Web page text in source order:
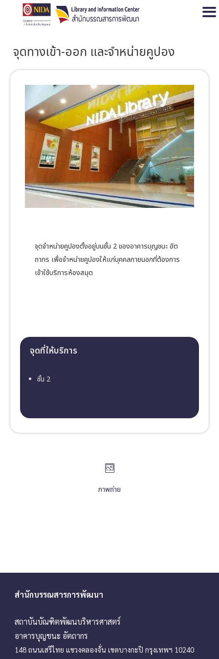
จุดทางเข้า-ออก และจำหน่ายคูปอง
จุดจำหน่ายคูปองตั้งอยู่บนชั้น 2 ของอาคารบุญชนะ อัต
ถากร เพื่อจำหน่ายคูปองให้แก่บุคคลภายนอกที่ต้องการ
เข้าใช้บริการห้องสมุด
จุดที่ให้บริการ
ชั้น 2
ภาพถ่าย
สำนักบรรณสารการพัฒนา
สถาบันบัณฑิตพัฒนบริหารศาสตร์
อาคารบุญชนะ อัตถากร
148 ถนนเสรีไทย แขวงคลองจั่น เขตบางกะปิ กรุงเทพฯ 10240